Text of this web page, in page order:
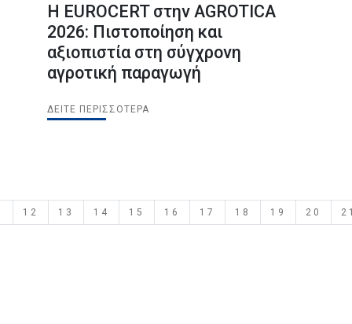
Η EUROCERT στην AGROTICA
2026: Πιστοποίηση και
αξιοπιστία στη σύγχρονη
αγροτική παραγωγή
ΔΕΊΤΕ ΠΕΡΙΣΣΌΤΕΡΑ
12 13 14 15 16 17 18 19 20